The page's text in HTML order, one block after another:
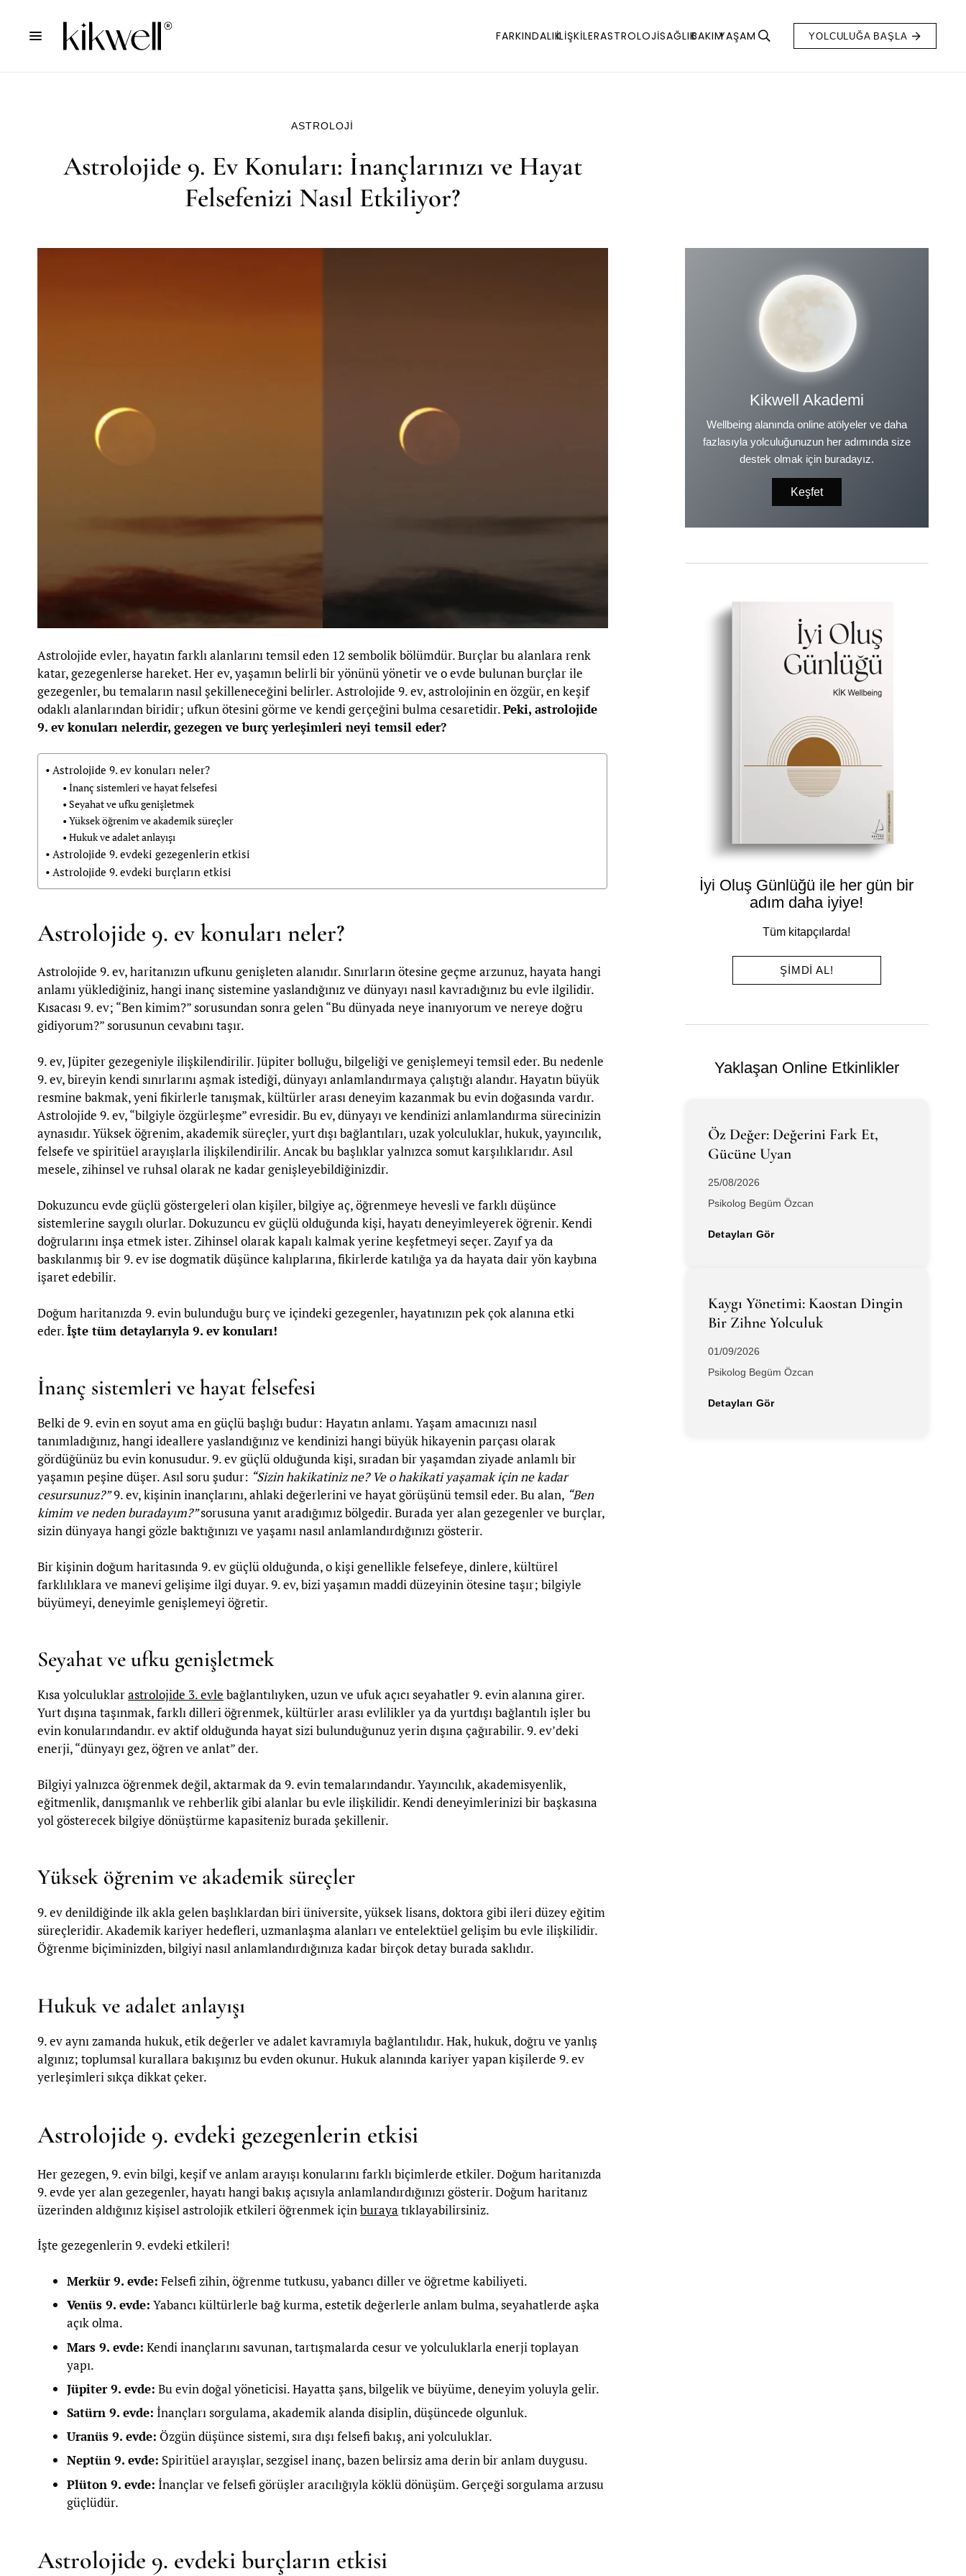
FARKINDALIKİLİŞKİLERASTROLOJISAĞLIKBAKIMYAŞAM YOLCULUĞA BAŞLA
ASTROLOJI
Astrolojide 9. Ev Konuları: İnançlarınızı ve Hayat
Felsefenizi Nasıl Etkiliyor?
Astrolojide evler, hayatın farklı alanlarını temsil eden 12 sembolik bölümdür. Burçlar bu alanlara renk
katar, gezegenlerse hareket. Her ev, yaşamın belirli bir yönünü yönetir ve o evde bulunan burçlar ile
gezegenler, bu temaların nasıl şekilleneceğini belirler. Astrolojide 9. ev, astrolojinin en özgür, en keşif
odaklı alanlarından biridir; ufkun ötesini görme ve kendi gerçeğini bulma cesaretidir.Peki, astrolojide
9. ev konuları nelerdir, gezegen ve burç yerleşimleri neyi temsil eder?
Astrolojide 9. ev konuları neler?
İnanç sistemleri ve hayat felsefesi
Seyahat ve ufku genişletmek
Yüksek öğrenim ve akademik süreçler
Hukuk ve adalet anlayışı
Astrolojide 9. evdeki gezegenlerin etkisi
Astrolojide 9. evdeki burçların etkisi
Astrolojide 9. ev konuları neler?
Astrolojide 9. ev, haritanızın ufkunu genişleten alanıdır. Sınırların ötesine geçme arzunuz, hayata hangi
anlamı yüklediğiniz, hangi inanç sistemine yaslandığınız ve dünyayı nasıl kavradığınız bu evle ilgilidir.
Kısacası 9. ev; “Ben kimim?” sorusundan sonra gelen “Bu dünyada neye inanıyorum ve nereye doğru
gidiyorum?” sorusunun cevabını taşır.
9. ev, Jüpiter gezegeniyle ilişkilendirilir. Jüpiter bolluğu, bilgeliği ve genişlemeyi temsil eder. Bu nedenle
9. ev, bireyin kendi sınırlarını aşmak istediği, dünyayı anlamlandırmaya çalıştığı alandır. Hayatın büyük
resmine bakmak, yeni fikirlerle tanışmak, kültürler arası deneyim kazanmak bu evin doğasında vardır.
Astrolojide 9. ev, “bilgiyle özgürleşme” evresidir. Bu ev, dünyayı ve kendinizi anlamlandırma sürecinizin
aynasıdır. Yüksek öğrenim, akademik süreçler, yurt dışı bağlantıları, uzak yolculuklar, hukuk, yayıncılık,
felsefe ve spiritüel arayışlarla ilişkilendirilir. Ancak bu başlıklar yalnızca somut karşılıklarıdır. Asıl
mesele, zihinsel ve ruhsal olarak ne kadar genişleyebildiğinizdir.
Dokuzuncu evde güçlü göstergeleri olan kişiler, bilgiye aç, öğrenmeye hevesli ve farklı düşünce
sistemlerine saygılı olurlar. Dokuzuncu ev güçlü olduğunda kişi, hayatı deneyimleyerek öğrenir. Kendi
doğrularını inşa etmek ister. Zihinsel olarak kapalı kalmak yerine keşfetmeyi seçer. Zayıf ya da
baskılanmış bir 9. ev ise dogmatik düşünce kalıplarına, fikirlerde katılığa ya da hayata dair yön kaybına
işaret edebilir.
Doğum haritanızda 9. evin bulunduğu burç ve içindeki gezegenler, hayatınızın pek çok alanına etki
eder.İşte tüm detaylarıyla 9. ev konuları!
İnanç sistemleri ve hayat felsefesi
Belki de 9. evin en soyut ama en güçlü başlığı budur: Hayatın anlamı. Yaşam amacınızı nasıl
tanımladığınız, hangi ideallere yaslandığınız ve kendinizi hangi büyük hikayenin parçası olarak
gördüğünüz bu evin konusudur. 9. ev güçlü olduğunda kişi, sıradan bir yaşamdan ziyade anlamlı bir
yaşamın peşine düşer. Asıl soru şudur: “Sizin hakikatiniz ne? Ve o hakikati yaşamak için ne kadar
cesursunuz?”9. ev, kişinin inançlarını, ahlaki değerlerini ve hayat görüşünü temsil eder. Bu alan, “Ben
kimim ve neden buradayım?”sorusuna yanıt aradığımız bölgedir. Burada yer alan gezegenler ve burçlar,
sizin dünyaya hangi gözle baktığınızı ve yaşamı nasıl anlamlandırdığınızı gösterir.
Bir kişinin doğum haritasında 9. ev güçlü olduğunda, o kişi genellikle felsefeye, dinlere, kültürel
farklılıklara ve manevi gelişime ilgi duyar. 9. ev, bizi yaşamın maddi düzeyinin ötesine taşır; bilgiyle
büyümeyi, deneyimle genişlemeyi öğretir.
Seyahat ve ufku genişletmek
Kısa yolculuklarastrolojide 3. evle bağlantılıyken, uzun ve ufuk açıcı seyahatler 9. evin alanına girer.
Yurt dışına taşınmak, farklı dilleri öğrenmek, kültürler arası evlilikler ya da yurtdışı bağlantılı işler bu
evin konularındandır. ev aktif olduğunda hayat sizi bulunduğunuz yerin dışına çağırabilir. 9. ev’deki
enerji, “dünyayı gez, öğren ve anlat” der.
Bilgiyi yalnızca öğrenmek değil, aktarmak da 9. evin temalarındandır. Yayıncılık, akademisyenlik,
eğitmenlik, danışmanlık ve rehberlik gibi alanlar bu evle ilişkilidir. Kendi deneyimlerinizi bir başkasına
yol gösterecek bilgiye dönüştürme kapasiteniz burada şekillenir.
Yüksek öğrenim ve akademik süreçler
9. ev denildiğinde ilk akla gelen başlıklardan biri üniversite, yüksek lisans, doktora gibi ileri düzey eğitim
süreçleridir. Akademik kariyer hedefleri, uzmanlaşma alanları ve entelektüel gelişim bu evle ilişkilidir.
Öğrenme biçiminizden, bilgiyi nasıl anlamlandırdığınıza kadar birçok detay burada saklıdır.
Hukuk ve adalet anlayışı
9. ev aynı zamanda hukuk, etik değerler ve adalet kavramıyla bağlantılıdır. Hak, hukuk, doğru ve yanlış
algınız; toplumsal kurallara bakışınız bu evden okunur. Hukuk alanında kariyer yapan kişilerde 9. ev
yerleşimleri sıkça dikkat çeker.
Astrolojide 9. evdeki gezegenlerin etkisi
Her gezegen, 9. evin bilgi, keşif ve anlam arayışı konularını farklı biçimlerde etkiler. Doğum haritanızda
9. evde yer alan gezegenler, hayatı hangi bakış açısıyla anlamlandırdığınızı gösterir. Doğum haritanız
üzerinden aldığınız kişisel astrolojik etkileri öğrenmek içinburaya tıklayabilirsiniz.
İşte gezegenlerin 9. evdeki etkileri!
Merkür 9. evde: Felsefi zihin, öğrenme tutkusu, yabancı diller ve öğretme kabiliyeti.
Venüs 9. evde: Yabancı kültürlerle bağ kurma, estetik değerlerle anlam bulma, seyahatlerde aşka
açık olma.
Mars 9. evde: Kendi inançlarını savunan, tartışmalarda cesur ve yolculuklarla enerji toplayan
yapı.
Jüpiter 9. evde: Bu evin doğal yöneticisi. Hayatta şans, bilgelik ve büyüme, deneyim yoluyla gelir.
Satürn 9. evde: İnançları sorgulama, akademik alanda disiplin, düşüncede olgunluk.
Uranüs 9. evde: Özgün düşünce sistemi, sıra dışı felsefi bakış, ani yolculuklar.
Neptün 9. evde: Spiritüel arayışlar, sezgisel inanç, bazen belirsiz ama derin bir anlam duygusu.
Plüton 9. evde: İnançlar ve felsefi görüşler aracılığıyla köklü dönüşüm. Gerçeği sorgulama arzusu
güçlüdür.
Astrolojide 9. evdeki burçların etkisi
Kikwell Akademi
Wellbeing alanında online atölyeler ve daha
fazlasıyla yolculuğunuzun her adımında size
destek olmak için buradayız.
Keşfet
İyi Oluş Günlüğü ile her gün bir
adım daha iyiye!
Tüm kitapçılarda!
ŞIMDI AL!
Yaklaşan Online Etkinlikler
Öz Değer: Değerini Fark Et,
Gücüne Uyan
25/08/2026
Psikolog Begüm Özcan
Detayları Gör
Kaygı Yönetimi: Kaostan Dingin
Bir Zihne Yolculuk
01/09/2026
Psikolog Begüm Özcan
Detayları Gör